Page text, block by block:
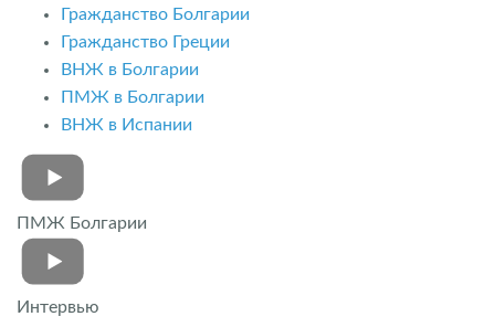
Гражданство Болгарии
Гражданство Греции
ВНЖ в Болгарии
ПМЖ в Болгарии
ВНЖ в Испании
ПМЖ Болгарии
Интервью